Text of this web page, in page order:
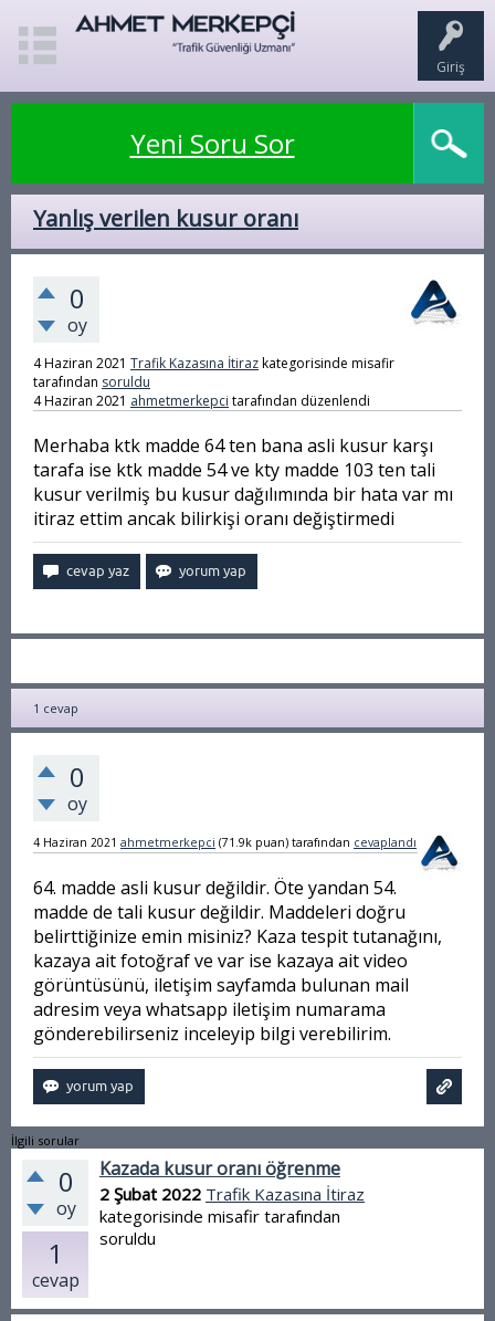
Giriş
Yeni Soru Sor
Yanlış verilen kusur oranı
0
oy
4 Haziran 2021 Trafik Kazasına İtirazkategorisinde misafir
tarafından soruldu
4 Haziran 2021 ahmetmerkepci tarafından düzenlendi
Merhaba ktk madde 64 ten bana asli kusur karşı
tarafa ise ktk madde 54 ve kty madde 103 ten tali
kusur verilmiş bu kusur dağılımında bir hata var mı
itiraz ettim ancak bilirkişi oranı değiştirmedi
1 cevap
0
oy
4 Haziran 2021 ahmetmerkepci (71.9k puan) tarafından cevaplandı
64. madde asli kusur değildir. Öte yandan 54.
madde de tali kusur değildir. Maddeleri doğru
belirttiğinize emin misiniz? Kaza tespit tutanağını,
kazaya ait fotoğraf ve var ise kazaya ait video
görüntüsünü, iletişim sayfamda bulunan mail
adresim veya whatsapp iletişim numarama
gönderebilirseniz inceleyip bilgi verebilirim.
İlgili sorular
0
oy
1
cevap
Kazada kusur oranı öğrenme
2 Şubat 2022 Trafik Kazasına İtiraz
kategorisinde misafir tarafından
soruldu